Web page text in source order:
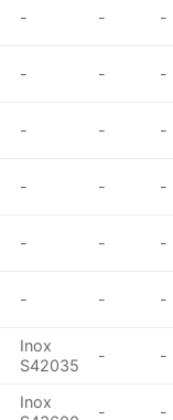
- - -
- - -
- - -
- - -
- - -
- - -
Inox
S42035
- -
Inox
- -